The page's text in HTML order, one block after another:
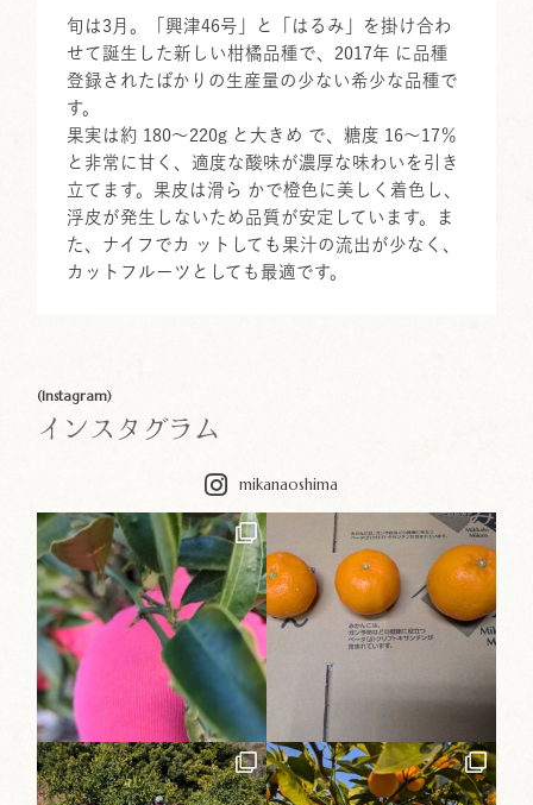
旬は3月。「興津46号」と「はるみ」を掛け合わ
せて誕生した新しい柑橘品種で、2017年 に品種
登録されたばかりの生産量の少ない希少な品種で
す。
果実は約 180～220g と大きめ で、糖度 16～17％
と非常に甘く、適度な酸味が濃厚な味わいを引き
立てます。果皮は滑ら かで橙色に美しく着色し、
浮皮が発生しないため品質が安定しています。ま
た、ナイフでカ ットしても果汁の流出が少なく、
カットフルーツとしても最適です。
(Instagram)
インスタグラム
mikanaoshima